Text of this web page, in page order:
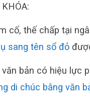
cố, thế chấp tại
sang tên sổ đỏ
bản có hiệu lực
di chúc bằng văn